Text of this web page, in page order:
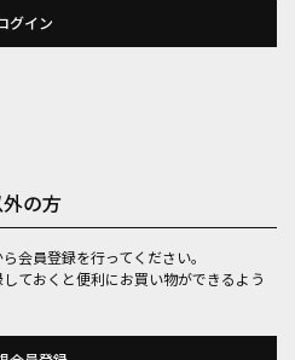
の方
会員登録を行ってください。
ておくと便利にお買い物ができるよう